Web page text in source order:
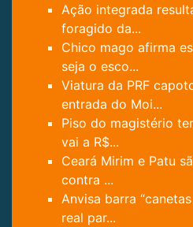
Ação integrada
foragido da...
Chico mago afirma
seja o esco...
Viatura da PRF
entrada do Moi...
Piso do magistério
vai a R$...
Ceará Mirim e Patu
contra ...
Anvisa barra
real par...